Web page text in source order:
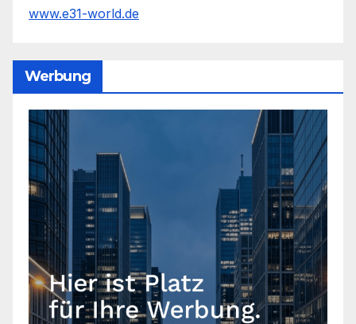
www.e31-world.de
Werbung